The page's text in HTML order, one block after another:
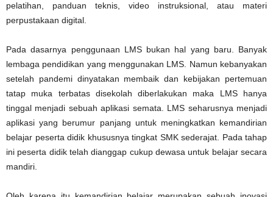
pelatihan, panduan teknis, video instruksional, atau materi
perpustakaan digital.
Pada dasarnya penggunaan LMS bukan hal yang baru. Banyak
lembaga pendidikan yang menggunakan LMS. Namun kebanyakan
setelah pandemi dinyatakan membaik dan kebijakan pertemuan
tatap muka terbatas disekolah diberlakukan maka LMS hanya
tinggal menjadi sebuah aplikasi semata. LMS seharusnya menjadi
aplikasi yang berumur panjang untuk meningkatkan kemandirian
belajar peserta didik khususnya tingkat SMK sederajat. Pada tahap
ini peserta didik telah dianggap cukup dewasa untuk belajar secara
mandiri.